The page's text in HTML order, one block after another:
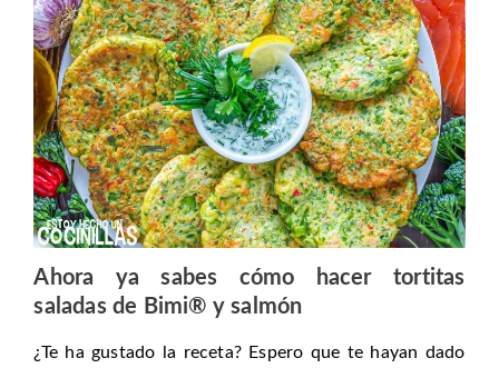
Ahora ya sabes cómo hacer tortitas
saladas de Bimi® y salmón
¿Te ha gustado la receta? Espero que te hayan dado